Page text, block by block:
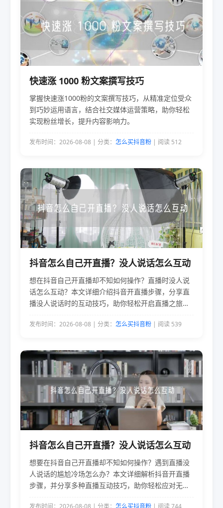
快速涨 1000 粉文案撰写技巧
掌握快速涨1000粉的文案撰写技巧，从精准定位受众
到巧妙运用语言，结合社交媒体运营策略，助你轻松
实现粉丝增长，提升内容影响力。
发布时间：2026-08-08 | 分类： 怎么买抖音粉 | 阅读 512
抖音怎么自己开直播？没人说话怎么互动
想在抖音自己开直播却不知如何操作？直播时没人说
话怎么互动？本文详细介绍抖音开直播步骤，分享直
播没人说话时的互动技巧，助你轻松开启直播之旅，
发布时间：2026-08-08 | 分类： 怎么买抖音粉 | 阅读 539
抖音怎么自己开直播？没人说话怎么互动
想要在抖音自己开直播却不知如何操作？遇到直播没
人说话的尴尬冷场怎么办？本文详细解析抖音开直播
步骤，并分享多种直播互动技巧，助你轻松应对无人
发布时间：2026-08-08 | 分类： 怎么买抖音粉 | 阅读 744